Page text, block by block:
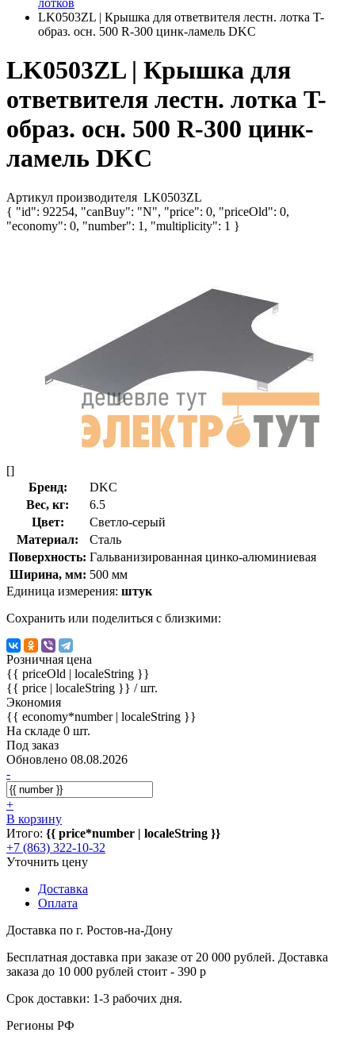
лотков
LK0503ZL | Крышка для ответвителя лестн. лотка T-
образ. осн. 500 R-300 цинк-ламель DKC
LK0503ZL | Крышка для
ответвителя лестн. лотка T-
образ. осн. 500 R-300 цинк-
ламель DKC
Артикул производителя LK0503ZL
{ "id": 92254, "canBuy": "N", "price": 0, "priceOld": 0,
"economy": 0, "number": 1, "multiplicity": 1 }
[]
Бренд:
DKC
Вес, кг:
6.5
Цвет:
Светло-серый
Материал:
Сталь
Поверхность: Гальванизированная цинко-алюминиевая
Ширина, мм: 500 мм
Единица измерения: штук
Сохранить или поделиться с близкими:
Розничная цена
{{ priceOld | localeString }}
{{ price | localeString }} / шт.
Экономия
{{ economy*number | localeString }}
На складе 0 шт.
Под заказ
Обновлено 08.08.2026
-
+
В корзину
Итого: {{ price*number | localeString }}
+7 (863) 322-10-32
Уточнить цену
Доставка
Оплата
Доставка по г. Ростов-на-Дону
Бесплатная доставка при заказе от 20 000 рублей. Доставка
заказа до 10 000 рублей стоит - 390 р
Срок доставки: 1-3 рабочих дня.
Регионы РФ